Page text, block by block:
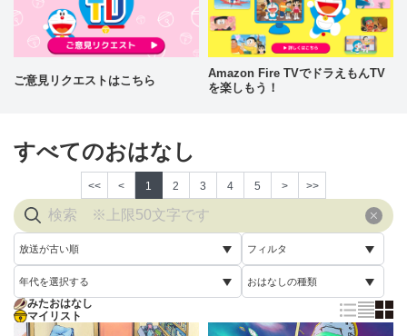
ご意見リクエストはこちら
Amazon Fire TVでドラえもんTV
を楽しもう！
すべてのおはなし
<< < 1 2 3 4 5 > >>
放送が古い順
放送が古い順
放送が新しい順
フィルタ
すべて
年代を選択する
すべて
おはなしの種類
みたおはなし
マイリスト